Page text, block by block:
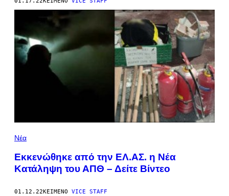
Νέα
Εκκενώθηκε από την ΕΛ.ΑΣ. η Νέα
Κατάληψη του ΑΠΘ – Δείτε Βίντεο
01.12.22ΚΕΊΜΕΝΟ VICE STAFF